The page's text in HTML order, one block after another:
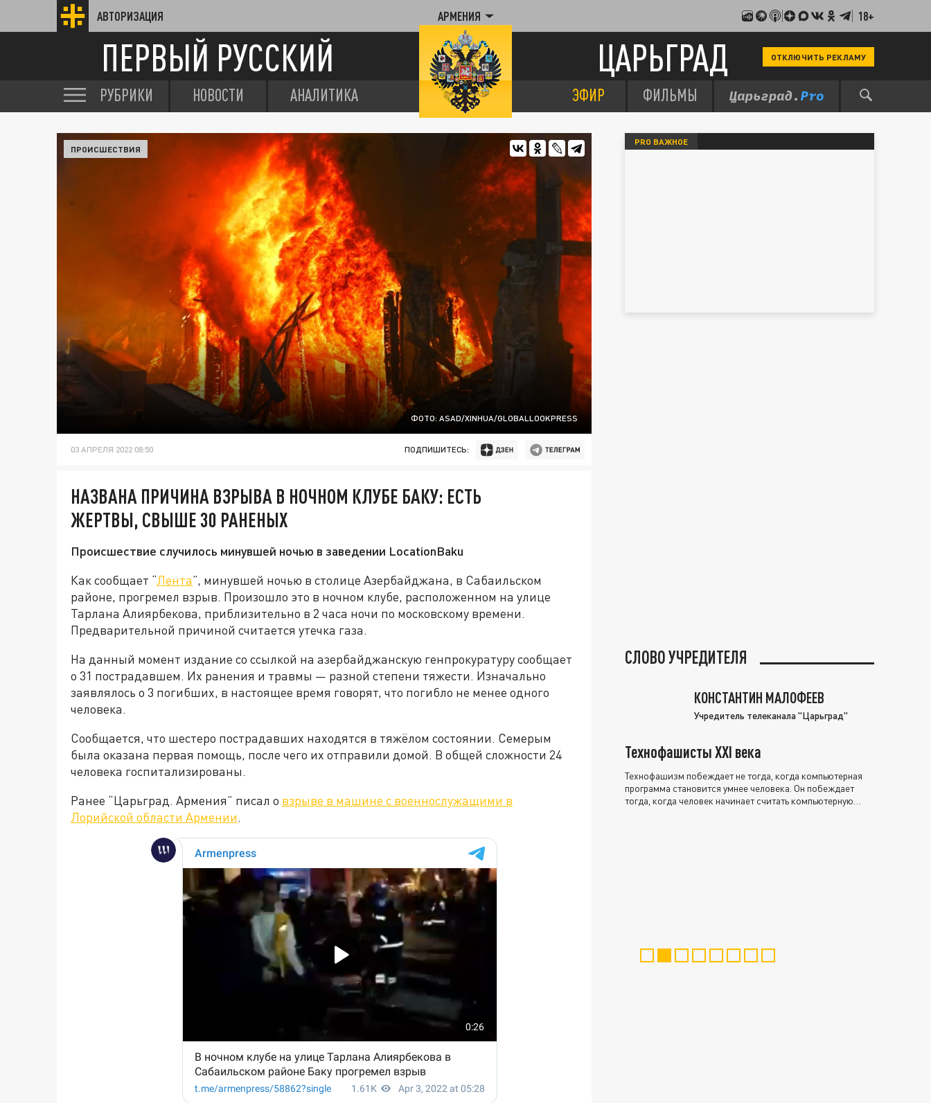
АВТОРИЗАЦИЯ АРМЕНИЯ 18+
ПЕРВЫЙ РУССКИЙ ЦАРЬГРАД ОТКЛЮЧИТЬ РЕКЛАМУ
РУБРИКИ НОВОСТИ АНАЛИТИКА ЭФИР ФИЛЬМЫ
ФОТО: ASAD/XINHUA/GLOBALLOOKPRESS
ПРОИСШЕСТВИЯ
03 АПРЕЛЯ 2022 08:50 ПОДПИШИТЕСЬ:
НАЗВАНА ПРИЧИНА ВЗРЫВА В НОЧНОМ КЛУБЕ БАКУ: ЕСТЬ
ЖЕРТВЫ, СВЫШЕ 30 РАНЕНЫХ
Происшествие случилось минувшей ночью в заведении LocationBaku
Как сообщает “Лента”, минувшей ночью в столице Азербайджана, в Сабаильском
районе, прогремел взрыв. Произошло это в ночном клубе, расположенном на улице
Тарлана Алиярбекова, приблизительно в 2 часа ночи по московскому времени.
Предварительной причиной считается утечка газа.
На данный момент издание со ссылкой на азербайджанскую генпрокуратуру сообщает
о 31 пострадавшем. Их ранения и травмы — разной степени тяжести. Изначально
заявлялось о 3 погибших, в настоящее время говорят, что погибло не менее одного
человека.
Сообщается, что шестеро пострадавших находятся в тяжёлом состоянии. Семерым
была оказана первая помощь, после чего их отправили домой. В общей сложности 24
человека госпитализированы.
Ранее “Царьград. Армения” писал о взрыве в машине с военнослужащими в
Лорийской области Армении.
PRO ВАЖНОЕ
СЛОВО УЧРЕДИТЕЛЯ
КОНСТАНТИН МАЛОФЕЕВ
Учредитель телеканала "Царьград"
Технофашисты XXI века
Технофашизм побеждает не тогда, когда компьютерная
программа становится умнее человека. Он побеждает
тогда, когда человек начинает считать компьютерную